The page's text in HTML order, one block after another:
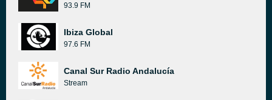
93.9 FM
Ibiza Global
97.6 FM
Canal Sur Radio Andalucía
Stream